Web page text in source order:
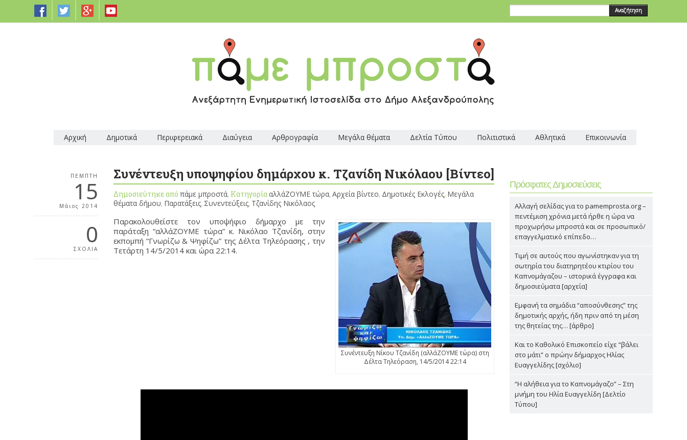
Αναζήτηση
Αρχική Δημοτικά Περιφερειακά Διαύγεια Αρθρογραφία Μεγάλα θέματα Δελτία Τύπου Πολιτιστικά Αθλητικά Επικοινωνία
ΠΈΜΠΤΗ
15
Μάιος 2014
0
ΣΧΟΛΙΑ
Συνέντευξη υποψηφίου δημάρχου κ. Τζανίδη Νικόλαου [Βίντεο]
Δημοσιεύτηκε απόπάμε μπροστά, Κατηγορία αλλάΖΟΥΜΕ τώρα,Αρχεία βίντεο, Δημοτικές Εκλογές, Μεγάλα
θέματα δήμου, Παρατάξεις, Συνεντεύξεις, Τζανίδης Νικόλαος
Συνέντευξη Νίκου Τζανίδη (αλλάΖΟΥΜΕ τώρα) στη
Δέλτα Τηλεόραση, 14/5/2014 22:14
Παρακολουθείστε τον υποψήφιο δήμαρχο με την
παράταξη “αλλάΖΟΥΜΕ τώρα” κ. Νικόλαο Τζανίδη, στην
εκπομπή “Γνωρίζω & Ψηφίζω” της Δέλτα Τηλεόρασης , την
Τετάρτη 14/5/2014 και ώρα 22:14.
Πρόσφατες Δημοσιεύσεις
Αλλαγή σελίδας για το pamemprosta.org –
πεντέμιση χρόνια μετά ήρθε η ώρα να
προχωρήσω μπροστά και σε προσωπικό/
επαγγελματικό επίπεδο…
Τιμή σε αυτούς που αγωνίστηκαν για τη
σωτηρία του διατηρητέου κτιρίου του
Καπνομάγαζου – ιστορικά έγγραφα και
δημοσιεύματα [αρχεία]
Εμφανή τα σημάδια “αποσύνθεσης” της
δημοτικής αρχής, ήδη πριν από τη μέση
της θητείας της… [άρθρο]
Και το Καθολικό Επισκοπείο είχε “βάλει
στο μάτι” ο πρώην δήμαρχος Ηλίας
Ευαγγελίδης [σχόλιο]
“Η αλήθεια για το Καπνομάγαζο” – Στη
μνήμη του Ηλία Ευαγγελίδη [Δελτίο
Τύπου]